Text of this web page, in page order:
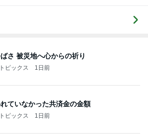
さ 被災地へ心からの祈り
ピックス 1日前
ていなかった共済金の金額
ピックス 1日前